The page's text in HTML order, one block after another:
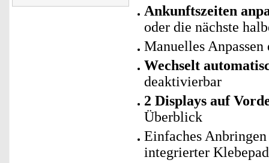
Ankunftszeiten
oder die nächste
Manuelles
Wechselt
deaktivierbar
2 Displays auf
Überblick
Einfaches
integrierter